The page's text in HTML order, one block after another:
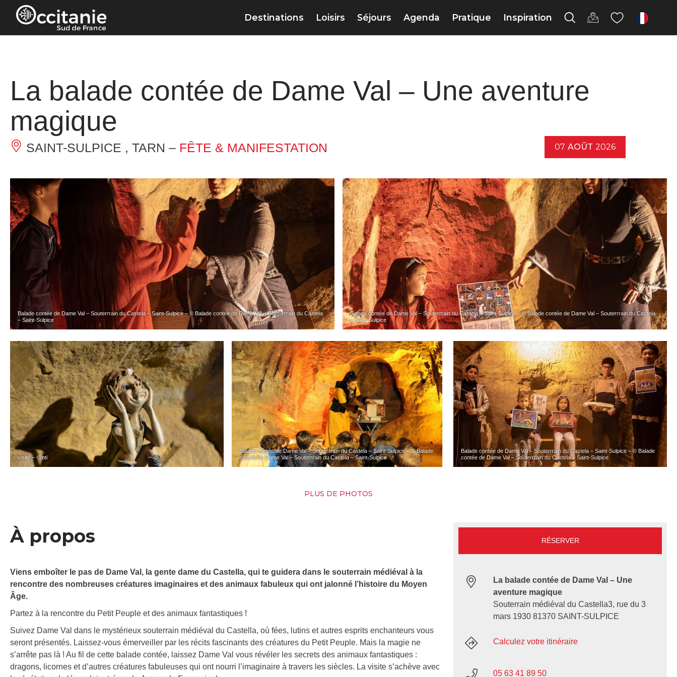
Panneau de gestion des cookies
Destinations Loisirs Séjours Agenda Pratique Inspiration fr
La balade contée de Dame Val – Une aventure
magique
SAINT-SULPICE , TARN – FÊTE & MANIFESTATION 07 AOÛT 2026
Balade contée de Dame Val – Souterrrain du Castela – Saint-Sulpice – © Balade contée de Dame Val – Souterrrain du Castela
– Saint-Sulpice
Balade contée de Dame Val – Souterrrain du Castela – Saint-Sulpice – © Balade contée de Dame Val – Souterrrain du Castela
– Saint-Sulpice
visite – © oti
Balade contée de Dame Val – Souterrrain du Castela – Saint-Sulpice – © Balade
contée de Dame Val – Souterrrain du Castela – Saint-Sulpice
Balade contée de Dame Val – Souterrrain du Castela – Saint-Sulpice – © Balade
contée de Dame Val – Souterrrain du Castela – Saint-Sulpice
PLUS DE PHOTOS
À propos
Viens emboîter le pas de Dame Val, la gente dame du Castella, qui te guidera dans le souterrain médiéval à la
rencontre des nombreuses créatures imaginaires et des animaux fabuleux qui ont jalonné l’histoire du Moyen
Âge.
Partez à la rencontre du Petit Peuple et des animaux fantastiques !
Suivez Dame Val dans le mystérieux souterrain médiéval du Castella, où fées, lutins et autres esprits enchanteurs vous
seront présentés. Laissez-vous émerveiller par les récits fascinants des créatures du Petit Peuple. Mais la magie ne
s’arrête pas là ! Au fil de cette balade contée, laissez Dame Val vous révéler les secrets des animaux fantastiques :
dragons, licornes et d’autres créatures fabuleuses qui ont nourri l’imaginaire à travers les siècles. La visite s’achève avec
RÉSERVER
La balade contée de Dame Val – Une
aventure magique
Souterrain médiéval du Castella3, rue du 3
mars 1930 81370 SAINT-SULPICE
Calculez votre itinéraire
05 63 41 89 50